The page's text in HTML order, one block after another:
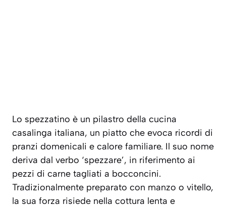
Lo spezzatino è un pilastro della cucina
casalinga italiana, un piatto che evoca ricordi di
pranzi domenicali e calore familiare. Il suo nome
deriva dal verbo ‘spezzare’, in riferimento ai
pezzi di carne tagliati a bocconcini.
Tradizionalmente preparato con manzo o vitello,
la sua forza risiede nella cottura lenta e